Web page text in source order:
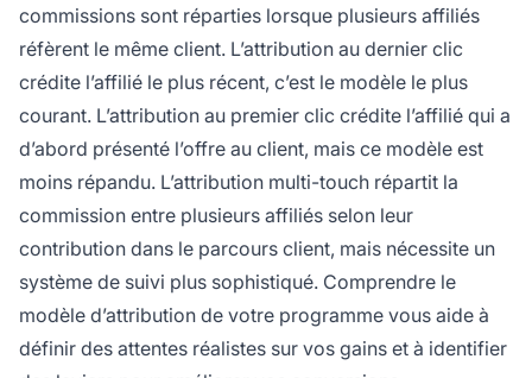
commissions sont réparties lorsque plusieurs affiliés
réfèrent le même client. L’attribution au dernier clic
crédite l’affilié le plus récent, c’est le modèle le plus
courant. L’attribution au premier clic crédite l’affilié qui a
d’abord présenté l’offre au client, mais ce modèle est
moins répandu. L’attribution multi-touch répartit la
commission entre plusieurs affiliés selon leur
contribution dans le parcours client, mais nécessite un
système de suivi plus sophistiqué. Comprendre le
modèle d’attribution de votre programme vous aide à
définir des attentes réalistes sur vos gains et à identifier